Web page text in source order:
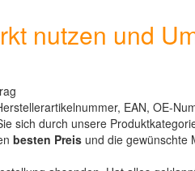
nutzen und
EAN, OE-
sich durch unsere
besten Preisund die gewünschte